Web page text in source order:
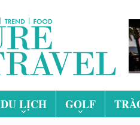
DU LỊCH GOLF